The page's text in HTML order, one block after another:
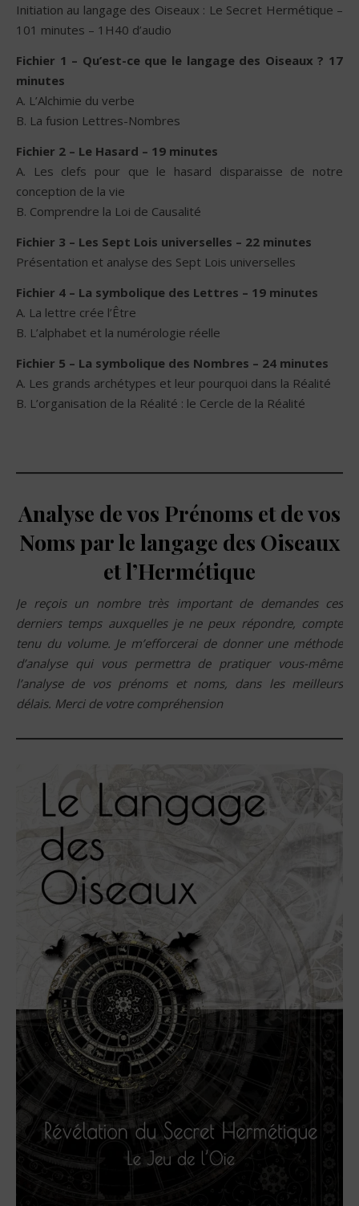
Initiation au langage des Oiseaux : Le Secret Hermétique –
101 minutes – 1H40 d’audio
Fichier 1 – Qu’est-ce que le langage des Oiseaux ? 17
minutes
A. L’Alchimie du verbe
B. La fusion Lettres-Nombres
Fichier 2 – Le Hasard – 19 minutes
A. Les clefs pour que le hasard disparaisse de notre
conception de la vie
B. Comprendre la Loi de Causalité
Fichier 3 – Les Sept Lois universelles – 22 minutes
Présentation et analyse des Sept Lois universelles
Fichier 4 – La symbolique des Lettres – 19 minutes
A. La lettre crée l’Être
B. L’alphabet et la numérologie réelle
Fichier 5 – La symbolique des Nombres – 24 minutes
A. Les grands archétypes et leur pourquoi dans la Réalité
B. L’organisation de la Réalité : le Cercle de la Réalité
Analyse de vos Prénoms et de vos
Noms par le langage des Oiseaux
et l’Hermétique
Je reçois un nombre très important de demandes ces
derniers temps auxquelles je ne peux répondre, compte
tenu du volume. Je m’efforcerai de donner une méthode
d’analyse qui vous permettra de pratiquer vous-même
l’analyse de vos prénoms et noms, dans les meilleurs
délais. Merci de votre compréhension